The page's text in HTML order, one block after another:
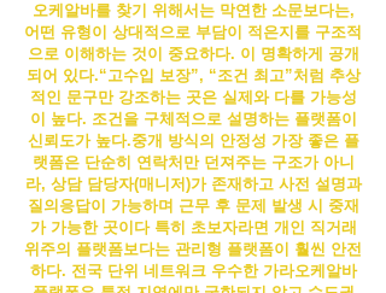
오케알바를 찾기 위해서는 막연한 소문보다는,
어떤 유형이 상대적으로 부담이 적은지를 구조적
으로 이해하는 것이 중요하다. 이 명확하게 공개
되어 있다.“고수입 보장”, “조건 최고”처럼 추상
적인 문구만 강조하는 곳은 실제와 다를 가능성
이 높다. 조건을 구체적으로 설명하는 플랫폼이
신뢰도가 높다.중개 방식의 안정성 가장 좋은 플
랫폼은 단순히 연락처만 던져주는 구조가 아니
라, 상담 담당자(매니저)가 존재하고 사전 설명과
질의응답이 가능하며 근무 후 문제 발생 시 중재
가 가능한 곳이다 특히 초보자라면 개인 직거래
위주의 플랫폼보다는 관리형 플랫폼이 훨씬 안전
하다. 전국 단위 네트워크 우수한 가라오케알바